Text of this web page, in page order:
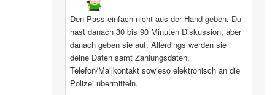
Den Pass einfach nicht aus der Hand geben. Du
hast danach 30 bis 90 Minuten Diskussion, aber
danach geben sie auf. Allerdings werden sie
deine Daten samt Zahlungsdaten,
Telefon/Mailkontakt sowieso elektronisch an die
Polizei übermitteln.